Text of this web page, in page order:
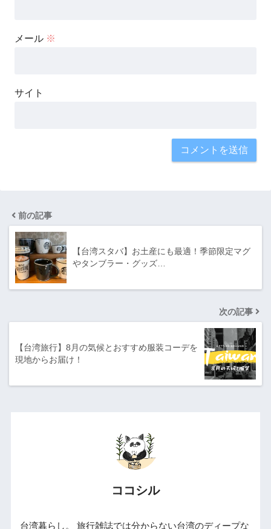
メール ※
サイト
前の記事
【台湾スタバ】お土産にも最適！季節限定マグ
やタンブラー・グッズ…
次の記事
【台湾旅行】8月の気候とおすすめ服装コーデを
現地からお届け！
ココシル
台湾暮らし。 旅行雑誌では分からない台湾のディープな